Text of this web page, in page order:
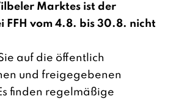
Marktes ist der
FFH vom 4.8. bis 30.8. nicht
auf die öffentlich
und freigegebenen
finden regelmäßige